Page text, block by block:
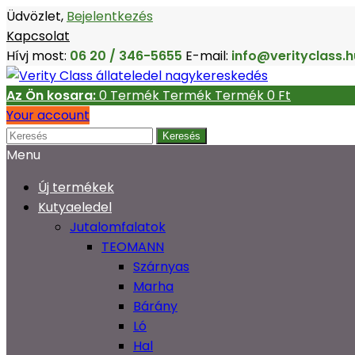
Üdvözlet, Bejelentkezés
Kapcsolat
Hívj most: 06 20 / 346-5655 E-mail:
Az Ön kosara:0 Termék Termék Termék0 Ft‎
Your account
Keresés
Menu
Új termékek
Kutyaeledel
Jutalomfalatok
TEOMANN
Szárnyas
Marha
Bárány
Ló
Hal